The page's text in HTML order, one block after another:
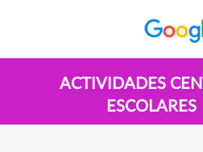
ACTIVIDADES
ESCOLARES